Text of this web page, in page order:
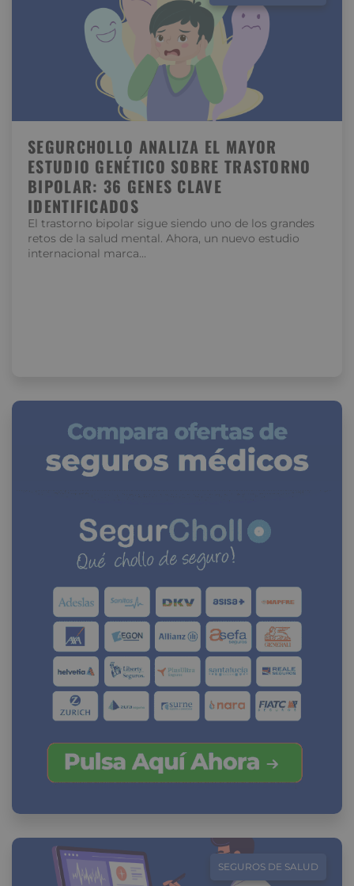
SEGURCHOLLO ANALIZA EL MAYOR
ESTUDIO GENÉTICO SOBRE TRASTORNO
BIPOLAR: 36 GENES CLAVE
IDENTIFICADOS
El trastorno bipolar sigue siendo uno de los grandes
retos de la salud mental. Ahora, un nuevo estudio
internacional marca…
SEGUROS DE SALUD